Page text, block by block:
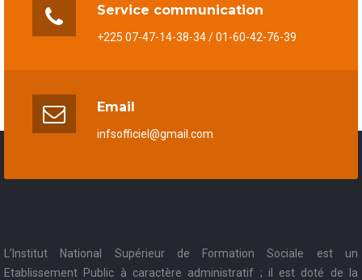
Service communication
+225 07-47-14-38-34 / 01-60-42-76-39
Email
infsofficiel@gmail.com
L’Institut National Supérieur de Formation Sociale est un
Etablissement Public à caractère administratif ; il est doté de la